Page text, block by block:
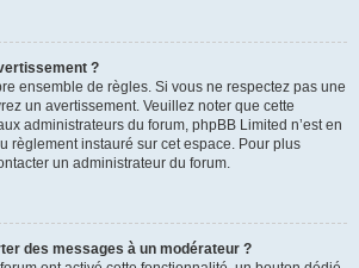
?
ensemble de règles. Si vous ne respectez pas une
un avertissement. Veuillez noter que cette
administrateurs du forum, phpBB Limited n’est en
règlement instauré sur cet espace. Pour plus
un administrateur du forum.
des messages à un modérateur ?